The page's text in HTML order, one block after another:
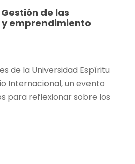
de las
emprendimiento
de la Universidad Espíritu
Internacional, un evento
para reflexionar sobre los